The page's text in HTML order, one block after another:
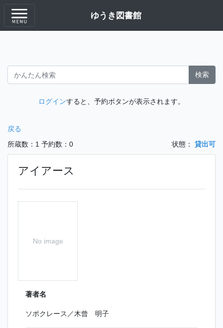
ゆうき図書館
検索
ログインすると、予約ボタンが表示されます。
戻る
所蔵数：1 予約数：0 状態： 貸出可
アイアース
No image
著者名
ソポクレース／木曾 明子